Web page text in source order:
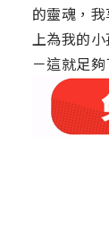
的靈魂，
上為我的
－這就足